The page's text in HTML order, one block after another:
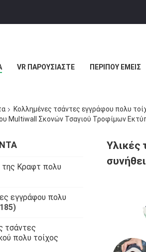
VR ΠΑΡΟΥΣΙΆΣΤΕ ΠΕΡΊΠΟΥ ΕΜΕΊΣ
Κολλημένες τσάντες εγγράφου πολυ
Multiwall Σκονών Τσαγιού Τροφίμων
της Κραφτ πολυ
εγγράφου πολυ
τσάντες
πολυ τοίχος
Υλικές